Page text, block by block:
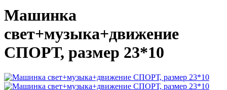
Машинка
свет+музыка+движение
СПОРТ, размер 23*10